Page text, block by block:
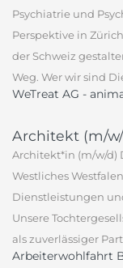
Psychiatrie und
Perspektive in
der Schweiz
Weg. Wer wir sind
WeTreat AG -
Architekt (m/
Architekt*in (m/w/d)
Westliches
Dienstleistungen
Unsere
als zuverlässiger
Arbeiterwohlfahrt